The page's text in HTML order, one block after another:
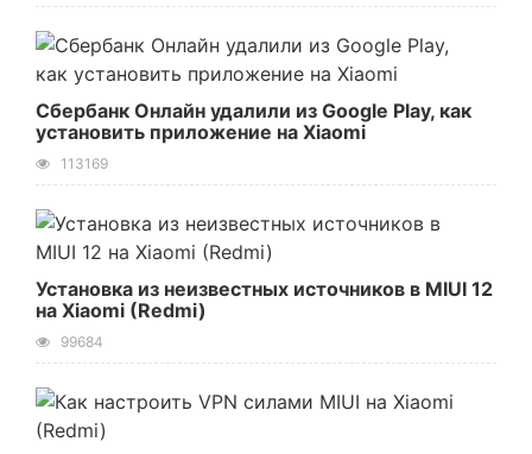
Сбербанк Онлайн удалили из Google Play, как
установить приложение на Xiaomi
113169
Установка из неизвестных источников в MIUI 12
на Xiaomi (Redmi)
99684